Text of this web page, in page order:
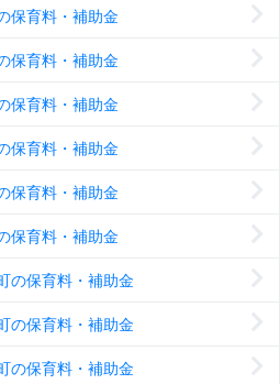
保育料・補助金
保育料・補助金
保育料・補助金
保育料・補助金
保育料・補助金
保育料・補助金
の保育料・補助金
の保育料・補助金
の保育料・補助金